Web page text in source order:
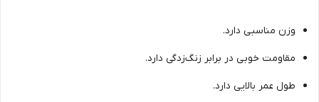
وزن مناسبی دارد.
مقاومت خوبی در برابر زنگ‌زدگی دارد.
طول عمر بالایی دارد.